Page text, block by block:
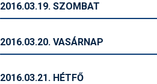
2016.03.19. SZOMBAT
2016.03.20. VASÁRNAP
2016.03.21. HÉTFŐ